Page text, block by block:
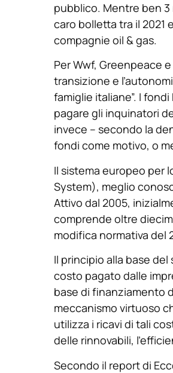
pubblico. Mentre ben
caro bolletta tra il 2021
compagnie oil & gas.
Per Wwf, Greenpeace
transizione e
famiglie italiane”. I
pagare gli inquinatori
invece – secondo la
fondi come motivo, o
Il sistema europeo per
System), meglio
Attivo dal 2005,
comprende oltre
modifica normativa del
Il principio alla base
costo pagato dalle
base di finanziamento
meccanismo virtuoso
utilizza i ricavi di tali
delle rinnovabili,
Secondo il report di